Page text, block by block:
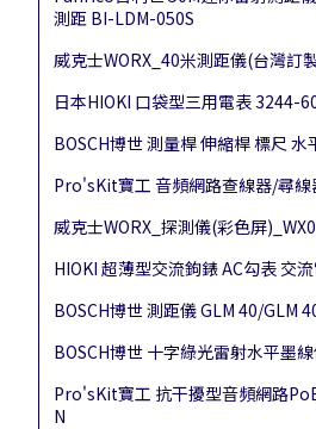
測距 BI-LDM-050S
威克士WORX_40米測距儀(台灣訂
日本HIOKI 口袋型三用電表 3244-
BOSCH博世 測量桿 伸縮桿 標尺 水
Pro'sKit寶工 音頻網路查線器/尋
威克士WORX_探測儀(彩色屏
HIOKI 超薄型交流鉤錶 AC勾表 交
BOSCH博世 測距儀 GLM 40/GLM
BOSCH博世 十字綠光雷射水平墨
Pro'sKit寶工 抗干擾型音頻網路
N